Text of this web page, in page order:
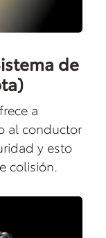
de
a
al conductor
y esto
colisión.